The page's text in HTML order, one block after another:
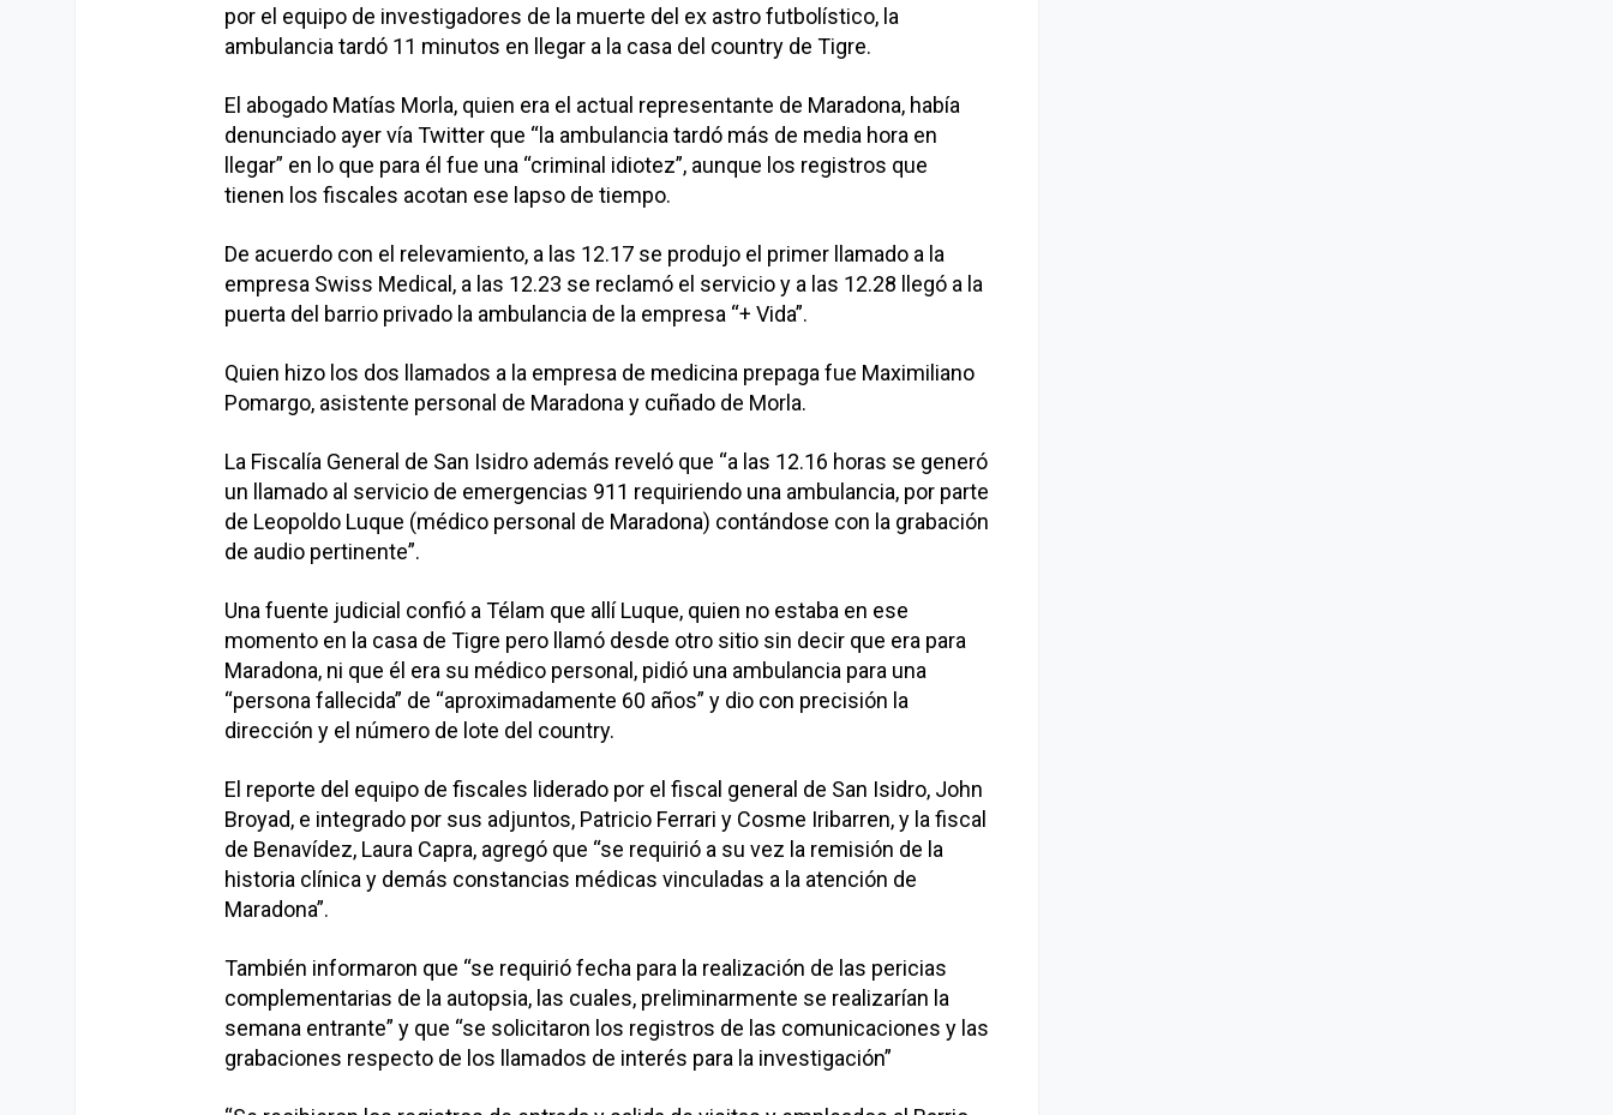
por el equipo de investigadores de la muerte del ex astro futbolístico, la
ambulancia tardó 11 minutos en llegar a la casa del country de Tigre.
El abogado Matías Morla, quien era el actual representante de Maradona, había
denunciado ayer vía Twitter que “la ambulancia tardó más de media hora en
llegar” en lo que para él fue una “criminal idiotez”, aunque los registros que
tienen los fiscales acotan ese lapso de tiempo.
De acuerdo con el relevamiento, a las 12.17 se produjo el primer llamado a la
empresa Swiss Medical, a las 12.23 se reclamó el servicio y a las 12.28 llegó a la
puerta del barrio privado la ambulancia de la empresa “+ Vida”.
Quien hizo los dos llamados a la empresa de medicina prepaga fue Maximiliano
Pomargo, asistente personal de Maradona y cuñado de Morla.
La Fiscalía General de San Isidro además reveló que “a las 12.16 horas se generó
un llamado al servicio de emergencias 911 requiriendo una ambulancia, por parte
de Leopoldo Luque (médico personal de Maradona) contándose con la grabación
de audio pertinente”.
Una fuente judicial confió a Télam que allí Luque, quien no estaba en ese
momento en la casa de Tigre pero llamó desde otro sitio sin decir que era para
Maradona, ni que él era su médico personal, pidió una ambulancia para una
“persona fallecida” de “aproximadamente 60 años” y dio con precisión la
dirección y el número de lote del country.
El reporte del equipo de fiscales liderado por el fiscal general de San Isidro, John
Broyad, e integrado por sus adjuntos, Patricio Ferrari y Cosme Iribarren, y la fiscal
de Benavídez, Laura Capra, agregó que “se requirió a su vez la remisión de la
historia clínica y demás constancias médicas vinculadas a la atención de
Maradona”.
También informaron que “se requirió fecha para la realización de las pericias
complementarias de la autopsia, las cuales, preliminarmente se realizarían la
semana entrante” y que “se solicitaron los registros de las comunicaciones y las
grabaciones respecto de los llamados de interés para la investigación”